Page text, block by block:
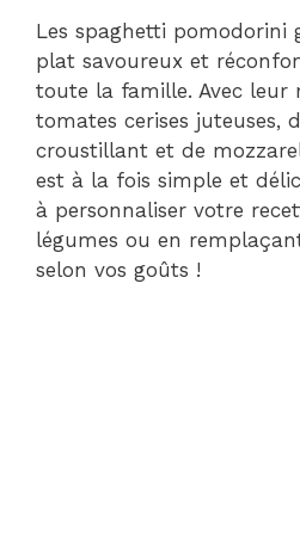
Les spaghetti pomodorini
plat savoureux et
toute la famille. Avec leur
tomates cerises juteuses,
croustillant et de
est à la fois simple et
à personnaliser votre
légumes ou en
selon vos goûts !